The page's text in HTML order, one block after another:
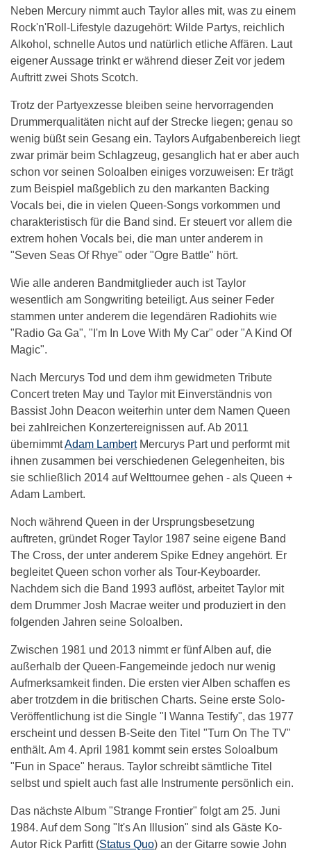
Neben Mercury nimmt auch Taylor alles mit, was zu einem
Rock'n'Roll-Lifestyle dazugehört: Wilde Partys, reichlich
Alkohol, schnelle Autos und natürlich etliche Affären. Laut
eigener Aussage trinkt er während dieser Zeit vor jedem
Auftritt zwei Shots Scotch.
Trotz der Partyexzesse bleiben seine hervorragenden
Drummerqualitäten nicht auf der Strecke liegen; genau so
wenig büßt sein Gesang ein. Taylors Aufgabenbereich liegt
zwar primär beim Schlagzeug, gesanglich hat er aber auch
schon vor seinen Soloalben einiges vorzuweisen: Er trägt
zum Beispiel maßgeblich zu den markanten Backing
Vocals bei, die in vielen Queen-Songs vorkommen und
charakteristisch für die Band sind. Er steuert vor allem die
extrem hohen Vocals bei, die man unter anderem in
"Seven Seas Of Rhye" oder "Ogre Battle" hört.
Wie alle anderen Bandmitglieder auch ist Taylor
wesentlich am Songwriting beteiligt. Aus seiner Feder
stammen unter anderem die legendären Radiohits wie
"Radio Ga Ga", "I'm In Love With My Car" oder "A Kind Of
Magic".
Nach Mercurys Tod und dem ihm gewidmeten Tribute
Concert treten May und Taylor mit Einverständnis von
Bassist John Deacon weiterhin unter dem Namen Queen
bei zahlreichen Konzertereignissen auf. Ab 2011
übernimmtAdam LambertMercurys Part und performt mit
ihnen zusammen bei verschiedenen Gelegenheiten, bis
sie schließlich 2014 auf Welttournee gehen - als Queen +
Adam Lambert.
Noch während Queen in der Ursprungsbesetzung
auftreten, gründet Roger Taylor 1987 seine eigene Band
The Cross, der unter anderem Spike Edney angehört. Er
begleitet Queen schon vorher als Tour-Keyboarder.
Nachdem sich die Band 1993 auflöst, arbeitet Taylor mit
dem Drummer Josh Macrae weiter und produziert in den
folgenden Jahren seine Soloalben.
Zwischen 1981 und 2013 nimmt er fünf Alben auf, die
außerhalb der Queen-Fangemeinde jedoch nur wenig
Aufmerksamkeit finden. Die ersten vier Alben schaffen es
aber trotzdem in die britischen Charts. Seine erste Solo-
Veröffentlichung ist die Single "I Wanna Testify", das 1977
erscheint und dessen B-Seite den Titel "Turn On The TV"
enthält. Am 4. April 1981 kommt sein erstes Soloalbum
"Fun in Space" heraus. Taylor schreibt sämtliche Titel
selbst und spielt auch fast alle Instrumente persönlich ein.
Das nächste Album "Strange Frontier" folgt am 25. Juni
1984. Auf dem Song "It's An Illusion" sind als Gäste Ko-
Autor Rick Parfitt (Status Quo) an der Gitarre sowie John